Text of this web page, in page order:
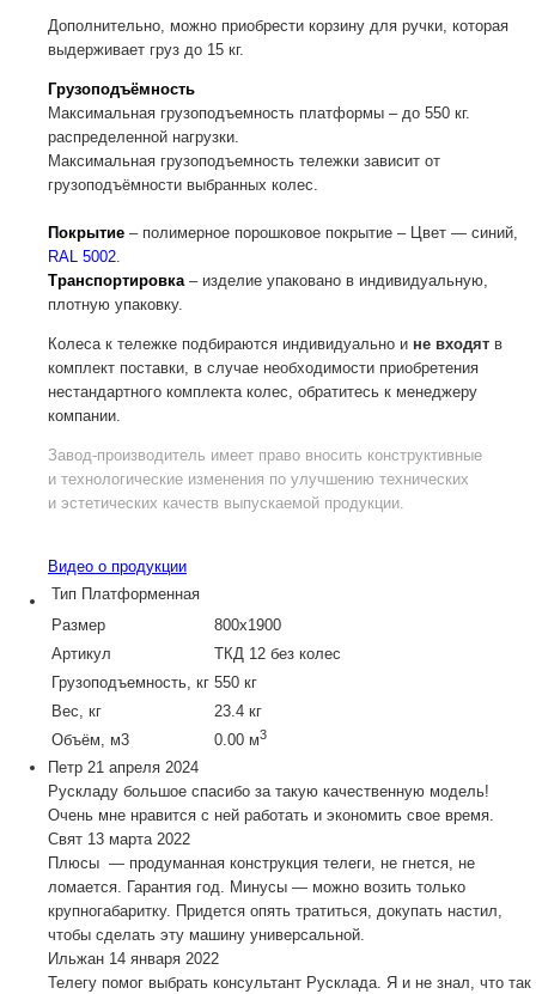
Дополнительно, можно приобрести корзину для ручки, которая
выдерживает груз до 15 кг.
Грузоподъёмность
Максимальная грузоподъемность платформы – до 550 кг.
распределенной нагрузки.
Максимальная грузоподъемность тележки зависит от
грузоподъёмности выбранных колес.
Покрытие – полимерное порошковое покрытие – Цвет — синий,
RAL 5002.
Транспортировка– изделие упаковано в индивидуальную,
плотную упаковку.
Колеса к тележке подбираются индивидуально и не входят в
комплект поставки, в случае необходимости приобретения
нестандартного комплекта колес, обратитесь к менеджеру
компании.
Завод-производитель имеет право вносить конструктивные
и технологические изменения по улучшению технических
и эстетических качеств выпускаемой продукции.
Видео о продукции
Тип Платформенная
Размер
800х1900
Артикул
ТКД 12 без колес
Грузоподъемность, кг 550 кг
Вес, кг
23.4 кг
Объём, м3
0.00 м3
Петр 21 апреля 2024
Рускладу большое спасибо за такую качественную модель!
Очень мне нравится с ней работать и экономить свое время.
Свят 13 марта 2022
Плюсы — продуманная конструкция телеги, не гнется, не
ломается. Гарантия год. Минусы — можно возить только
крупногабаритку. Придется опять тратиться, докупать настил,
чтобы сделать эту машину универсальной.
Ильжан 14 января 2022
Телегу помог выбрать консультант Русклада. Я и не знал, что так